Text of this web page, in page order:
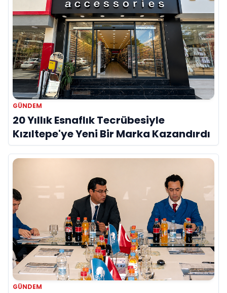
GÜNDEM
20 Yıllık Esnaflık Tecrübesiyle
Kızıltepe'ye Yeni Bir Marka Kazandırdı
GÜNDEM